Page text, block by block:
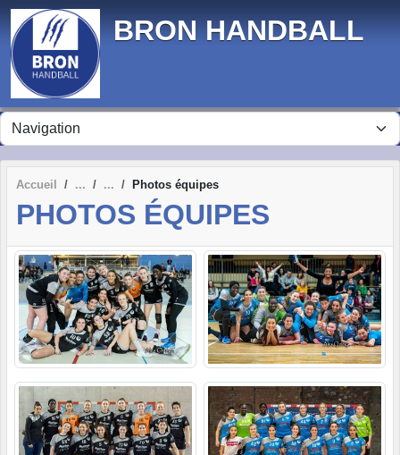
BRON HANDBALL
Accueil Photos équipes
PHOTOS ÉQUIPES
Panneau de gestion des cookies